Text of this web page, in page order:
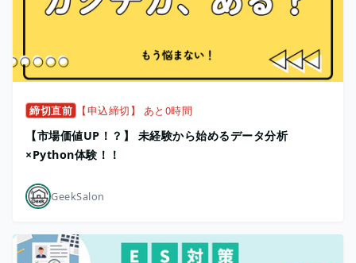
締切直前 【申込締切】 あと0時間
【市場価値UP！？】 未経験から始めるデータ分析
×Python体験！！
GeekSalon